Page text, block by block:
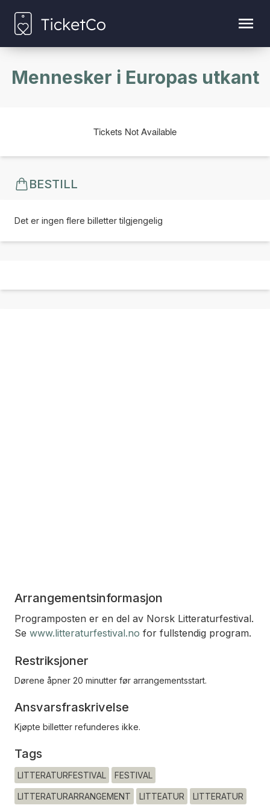
Mennesker i Europas utkant
Tickets Not Available
BESTILL
Det er ingen flere billetter tilgjengelig
Arrangementsinformasjon
Programposten er en del av Norsk Litteraturfestival.
Se www.litteraturfestival.no for fullstendig program.
Restriksjoner
Dørene åpner 20 minutter før arrangementsstart.
Ansvarsfraskrivelse
Kjøpte billetter refunderes ikke.
Tags
LITTERATURFESTIVAL FESTIVAL
LITTERATURARRANGEMENT LITTEATUR LITTERATUR